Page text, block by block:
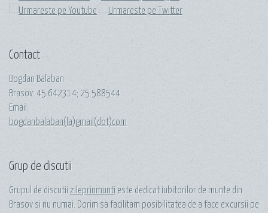
Contact
Bogdan Balaban
Brasov: 45.642314; 25.588544
Email:
bogdanbalaban(la)gmail(dot)com
Grup de discutii
Grupul de discutii zileprinmunti este dedicat iubitorilor de munte din
Brasov si nu numai. Dorim sa facilitam posibilitatea de a face excursii pe